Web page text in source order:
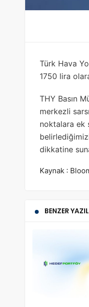
Türk Hava
1750 lira
THY Basın
merkezli
noktalara ek
dikkatine
Kaynak :
BENZER